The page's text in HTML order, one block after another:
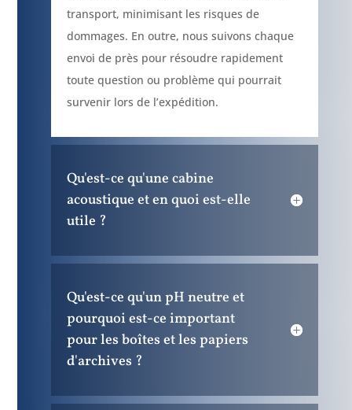
transport, minimisant les risques de
dommages. En outre, nous suivons chaque
envoi de près pour résoudre rapidement
toute question ou problème qui pourrait
survenir lors de l’expédition.
Qu'est-ce qu'une cabine
acoustique et en quoi est-elle
utile ?
Qu'est-ce qu'un pH neutre et
pourquoi est-ce important
pour les boîtes et les papiers
d'archives ?